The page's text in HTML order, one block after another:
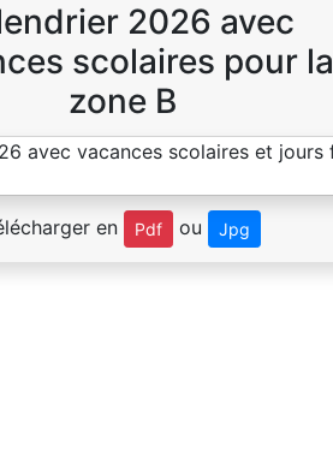
2026 avec
scolaires pour la
zone B
en Pdf ou Jpg